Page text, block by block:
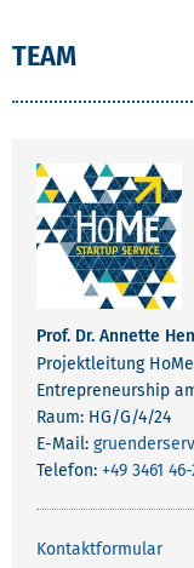
TEAM
Prof. Dr. Annette
Projektleitung
Entrepreneurship
Raum: HG/G/4/24
E-Mail:
Telefon: +49 3461
Kontaktformular